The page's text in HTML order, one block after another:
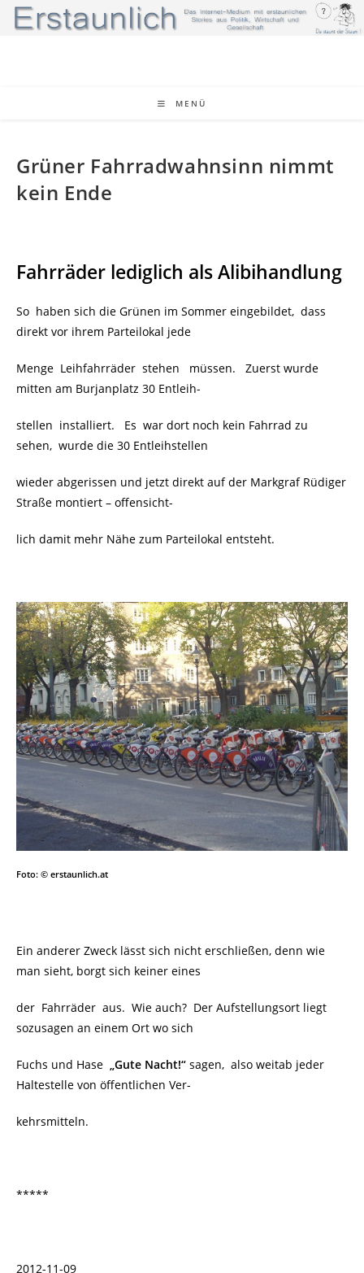
Zum
Inhalt
MENÜ
Grüner Fahrradwahnsinn nimmt
kein Ende
Fahrräder lediglich als Alibihandlung
So haben sich die Grünen im Sommer eingebildet, dass
direkt vor ihrem Parteilokal jede
Menge Leihfahrräder stehen müssen. Zuerst wurde
mitten am Burjanplatz 30 Entleih-
stellen installiert. Es war dort noch kein Fahrrad zu
sehen, wurde die 30 Entleihstellen
wieder abgerissen und jetzt direkt auf der Markgraf Rüdiger
Straße montiert – offensicht-
lich damit mehr Nähe zum Parteilokal entsteht.
Foto: © erstaunlich.at
Ein anderer Zweck lässt sich nicht erschließen, denn wie
man sieht, borgt sich keiner eines
der Fahrräder aus. Wie auch? Der Aufstellungsort liegt
sozusagen an einem Ort wo sich
Fuchs und Hase „Gute Nacht!“ sagen, also weitab jeder
Haltestelle von öffentlichen Ver-
kehrsmitteln.
*****
2012-11-09